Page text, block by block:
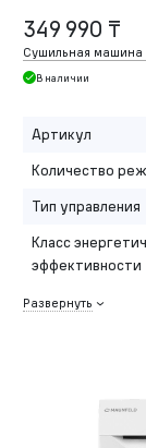
349 990 ₸
Сушильная машина
В наличии
Артикул
Количество
Тип управления
Класс
эффективности
Развернуть